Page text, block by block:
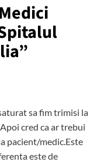
Medici
”
sa fim trimisi la
cred ca ar trebui
pacient/medic.Este
este de